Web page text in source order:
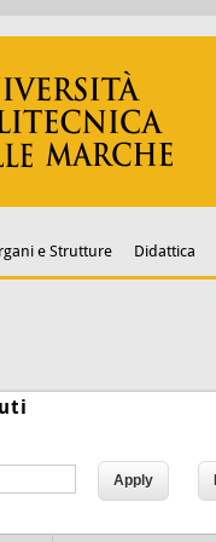
e Strutture Didattica